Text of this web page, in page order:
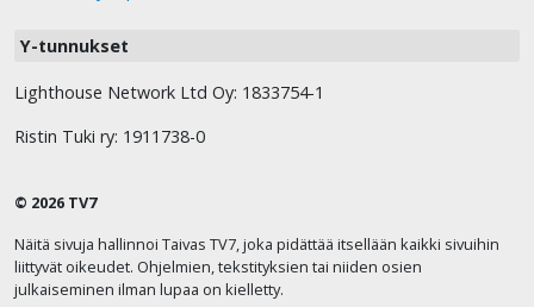
Y-tunnukset
Lighthouse Network Ltd Oy: 1833754-1
Ristin Tuki ry: 1911738-0
© 2026 TV7
Näitä sivuja hallinnoi Taivas TV7, joka pidättää itsellään kaikki sivuihin
liittyvät oikeudet. Ohjelmien, tekstityksien tai niiden osien
julkaiseminen ilman lupaa on kielletty.